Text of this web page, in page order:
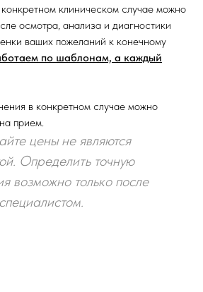
клиническом случае можно
осмотра, анализа и диагностики
ваших пожеланий к конечному
по шаблонам, а каждый
в конкретном случае можно
прием.
цены не являются
Определить точную
возможно только после